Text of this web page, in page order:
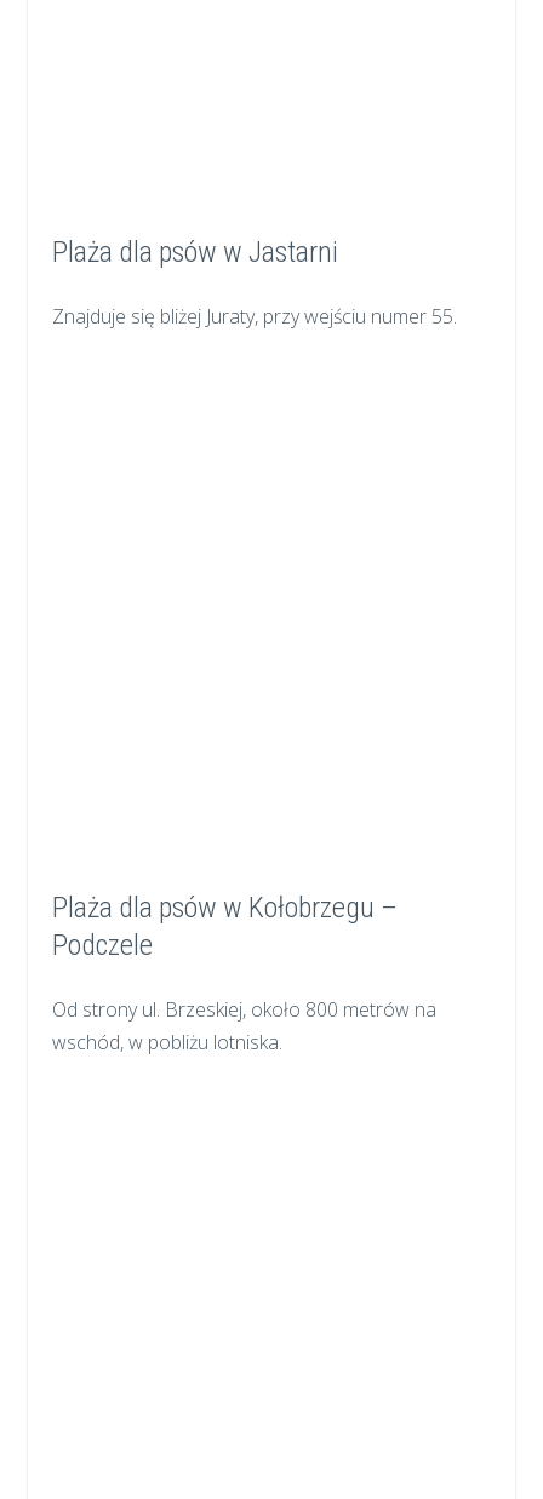
Plaża dla psów w Jastarni
Znajduje się bliżej Juraty, przy wejściu numer 55.
Plaża dla psów w Kołobrzegu –
Podczele
Od strony ul. Brzeskiej, około 800 metrów na
wschód, w pobliżu lotniska.